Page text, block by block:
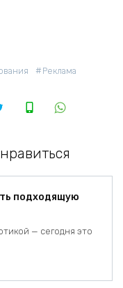
Реклама
подходящую
— сегодня это